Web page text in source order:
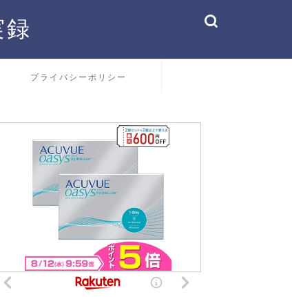
プライバシーポリシー